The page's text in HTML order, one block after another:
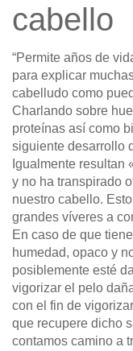
cabello
“Permite años de
para explicar
cabelludo como
Charlando sobre
proteínas así­ como
siguiente desarrollo
Igualmente resultan
y no ha transpirado
nuestro cabello.
grandes ví­veres a
En caso de que
humedad, opaco y
posiblemente esté
vigorizar el pelo
con el fin de
que recupere dicho
contamos camino a